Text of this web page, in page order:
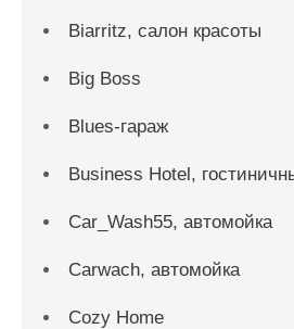
Biarritz, салон красоты
Big Boss
Blues-гараж
Business Hotel,
Car_Wash55, автомойка
Carwach, автомойка
Cozy Home